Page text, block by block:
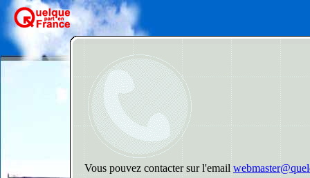
Vous pouvez contacter sur l'email